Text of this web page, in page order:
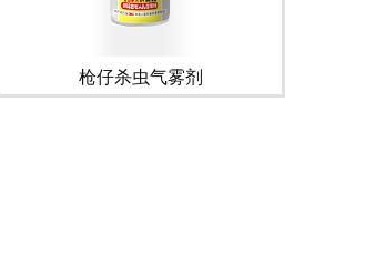
枪仔杀虫气雾剂